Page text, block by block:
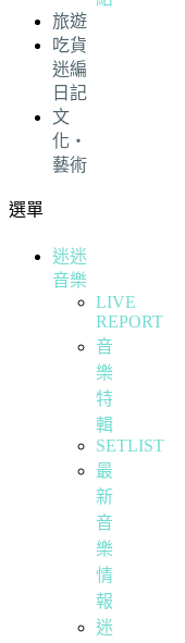
旅遊
吃貨
迷編
日記
文
化・
藝術
選單
迷迷
音樂
LIVE
REPORT
音
樂
特
輯
SETLIST
最
新
音
樂
情
報
迷